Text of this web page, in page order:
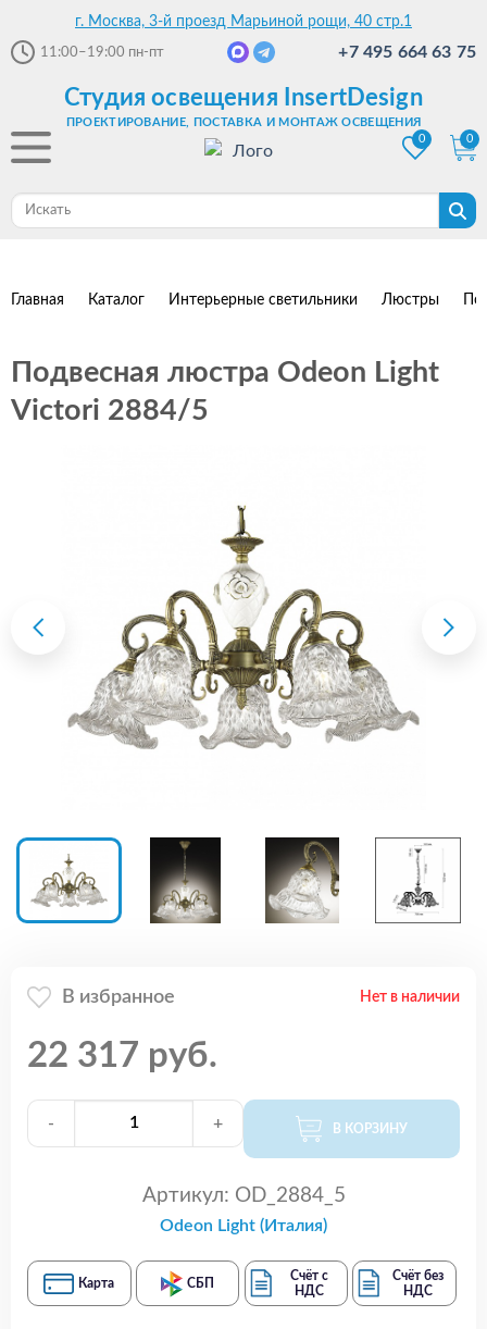
г. Москва, 3-й проезд Марьиной рощи, 40 стр.1
11:00–19:00 пн-пт +7 495 664 63 75
Студия освещения InsertDesign
ПРОЕКТИРОВАНИЕ, ПОСТАВКА И МОНТАЖ ОСВЕЩЕНИЯ
0
0
Главная Каталог Интерьерные светильники Люстры
Подвесная люстра Odeon Light
Victori 2884/5
В избранное Нет в наличии
22 317 руб.
- + В КОРЗИНУ
Артикул: OD_2884_5
Odeon Light (Италия)
Карта СБП
Счёт с
НДС
Счёт без
НДС